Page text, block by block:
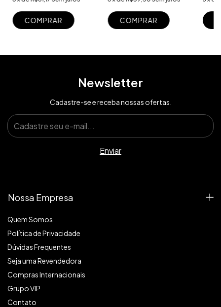
COMPRAR COMPRAR
Newsletter
Cadastre-se e receba nossas ofertas.
Nossa Empresa
Quem Somos
Política de Privacidade
Dúvidas Frequentes
Seja uma Revendedora
Compras Internacionais
Grupo VIP
Contato